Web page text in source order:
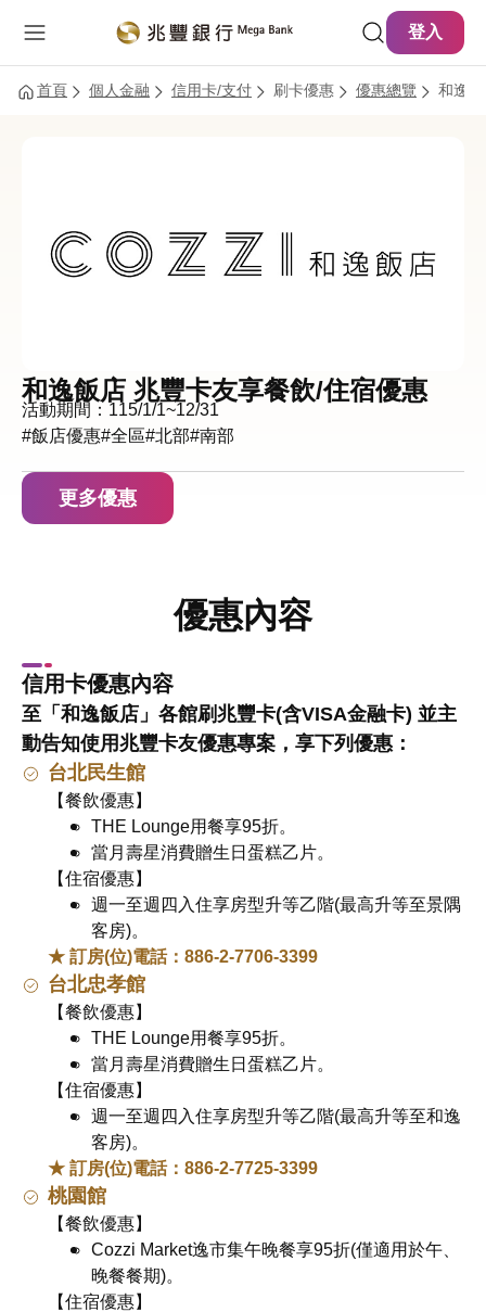
登入
首頁 個人金融 信用卡/支付 刷卡優惠 優惠總覽 和逸
和逸飯店 兆豐卡友享餐飲/住宿優惠
活動期間：115/1/1~12/31
#飯店優惠#全區#北部#南部
更多優惠
優惠內容
信用卡優惠內容
至「和逸飯店」各館刷兆豐卡(含VISA金融卡) 並主
動告知使用兆豐卡友優惠專案，享下列優惠：
台北民生館
【餐飲優惠】
THE Lounge用餐享95折。
當月壽星消費贈生日蛋糕乙片。
【住宿優惠】
週一至週四入住享房型升等乙階(最高升等至景隅
客房)。
★ 訂房(位)電話：886-2-7706-3399
台北忠孝館
【餐飲優惠】
THE Lounge用餐享95折。
當月壽星消費贈生日蛋糕乙片。
【住宿優惠】
週一至週四入住享房型升等乙階(最高升等至和逸
客房)。
★ 訂房(位)電話：886-2-7725-3399
桃園館
【餐飲優惠】
Cozzi Market逸市集午晚餐享95折(僅適用於午、
晚餐餐期)。
【住宿優惠】